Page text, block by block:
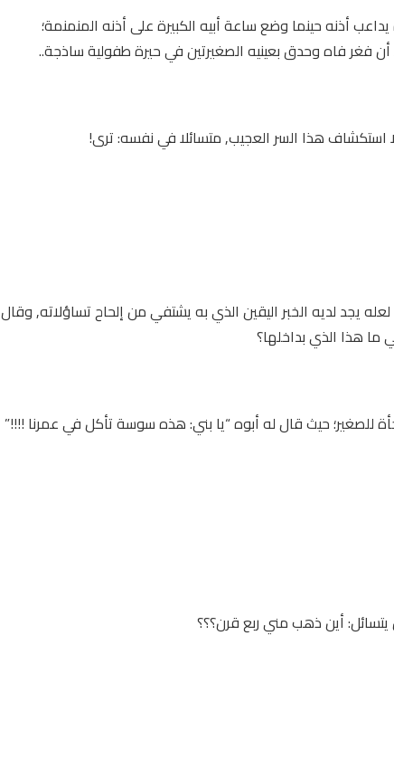
أذنه حينما وضع ساعة أبيه الكبيرة على أذنه المنمنمة؛
فغر فاه وحدق بعينيه الصغيرتين في حيرة طفولية ساذجة..
استكشاف هذا السر العجيب, متسائلا في نفسه: ترى!
يجد لديه الخبر اليقين الذي به يشتفي من إلحاح تساؤلاته, وقال
ما هذا الذي بداخلها؟
للصغير؛ حيث قال له أبوه “يا بني: هذه سوسة تأكل في عمرنا !!!!”
أين ذهب مني ربع قرن؟؟؟